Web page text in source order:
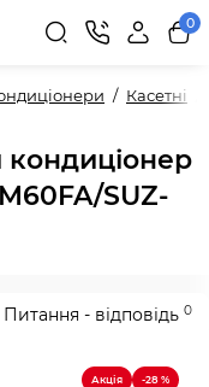
0
Касетні
кондиціонер
SUZ-
Питання - відповідь 0
Акція -28 %